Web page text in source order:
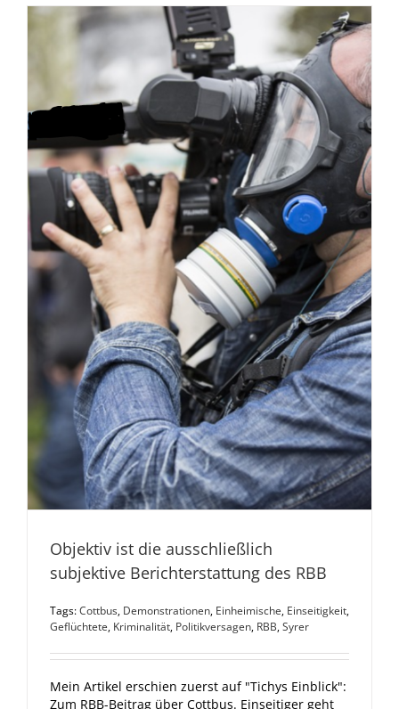
Objektiv ist die ausschließlich
subjektive Berichterstattung des RBB
Tags:Cottbus, Demonstrationen, Einheimische, Einseitigkeit,
Geflüchtete, Kriminalität, Politikversagen, RBB,Syrer
Mein Artikel erschien zuerst auf "Tichys Einblick":
Zum RBB-Beitrag über Cottbus. Einseitiger geht